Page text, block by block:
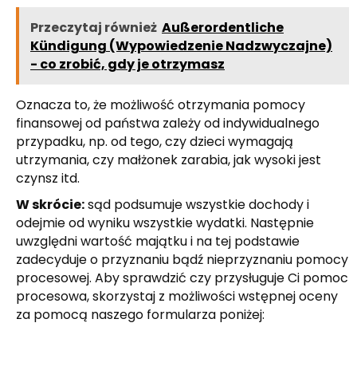
Przeczytaj również Außerordentliche
Kündigung (Wypowiedzenie Nadzwyczajne)
- co zrobić, gdy je otrzymasz
Oznacza to, że możliwość otrzymania pomocy
finansowej od państwa zależy od indywidualnego
przypadku, np. od tego, czy dzieci wymagają
utrzymania, czy małżonek zarabia, jak wysoki jest
czynsz itd.
W skrócie:sąd podsumuje wszystkie dochody i
odejmie od wyniku wszystkie wydatki. Następnie
uwzględni wartość majątku i na tej podstawie
zadecyduje o przyznaniu bądź nieprzyznaniu pomocy
procesowej. Aby sprawdzić czy przysługuje Ci pomoc
procesowa, skorzystaj z możliwości wstępnej oceny
za pomocą naszego formularza poniżej: